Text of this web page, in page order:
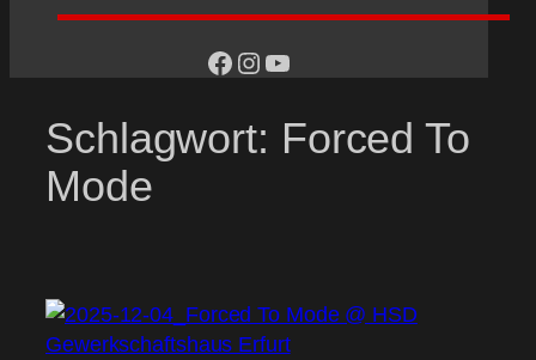
facebook
Instagram
YouTube
Schlagwort: Forced To
Mode